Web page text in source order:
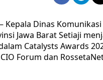
– Kepala Dinas
Jawa Barat Setiaji
Catalysts Awards
Forum dan